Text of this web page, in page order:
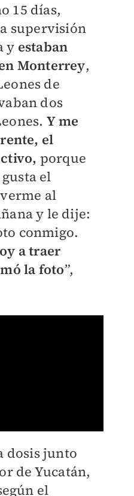
15 días,
supervisión
y estaban
Monterrey,
de
dos
Y me
el
porque
el
al
y le dije:
conmigo.
a traer
la foto”,
dosis junto
de Yucatán,
el